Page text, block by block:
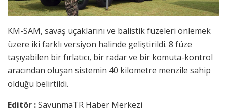
KM-SAM, savaş uçaklarını ve balistik füzeleri önlemek
üzere iki farklı versiyon halinde geliştirildi. 8 füze
taşıyabilen bir fırlatıcı, bir radar ve bir komuta-kontrol
aracından oluşan sistemin 40 kilometre menzile sahip
olduğu belirtildi.
Editör :SavunmaTR Haber Merkezi